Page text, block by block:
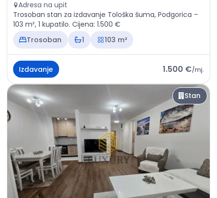
Adresa na upit
Trosoban stan za izdavanje Tološka šuma, Podgorica –
103 m², 1 kupatilo. Cijena: 1.500 €
Trosoban
1 103 m²
Izdavanje 1.500 €/mj.
Stan